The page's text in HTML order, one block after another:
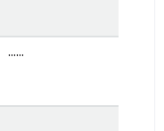
......